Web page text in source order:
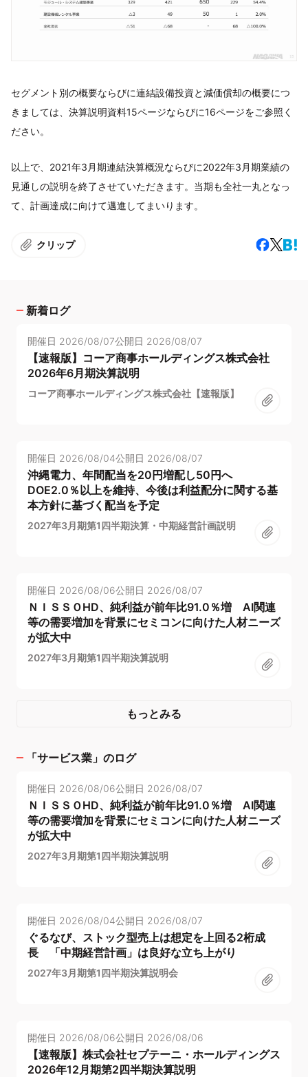
セグメント別の概要ならびに連結設備投資と減価償却の概要につ
きましては、決算説明資料15ページならびに16ページをご参照く
ださい。
以上で、2021年3月期連結決算概況ならびに2022年3月期業績の
見通しの説明を終了させていただきます。当期も全社一丸となっ
て、計画達成に向けて邁進してまいります。
クリップ
新着ログ
開催日 2026/08/07公開日 2026/08/07
【速報版】コーア商事ホールディングス株式会社
2026年6月期決算説明
コーア商事ホールディングス株式会社【速報版】
開催日 2026/08/04公開日 2026/08/07
沖縄電力、年間配当を20円増配し50円へ
DOE2.0％以上を維持、今後は利益配分に関する基
本方針に基づく配当を予定
2027年3月期第1四半期決算・中期経営計画説明
開催日 2026/08/06公開日 2026/08/07
ＮＩＳＳＯHD、純利益が前年比91.0％増 AI関連
等の需要増加を背景にセミコンに向けた人材ニーズ
が拡大中
2027年3月期第1四半期決算説明
もっとみる
「サービス業 」のログ
開催日 2026/08/06公開日 2026/08/07
ＮＩＳＳＯHD、純利益が前年比91.0％増 AI関連
等の需要増加を背景にセミコンに向けた人材ニーズ
が拡大中
2027年3月期第1四半期決算説明
開催日 2026/08/04公開日 2026/08/07
ぐるなび、ストック型売上は想定を上回る2桁成
長 「中期経営計画」は良好な立ち上がり
2027年3月期第1四半期決算説明会
開催日 2026/08/06公開日 2026/08/06
【速報版】株式会社セプテーニ・ホールディングス
2026年12月期第2四半期決算説明